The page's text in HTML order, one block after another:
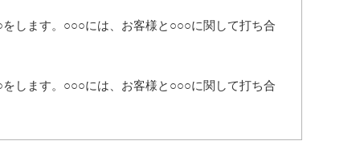
します。○○○には、お客様と○○○に関して打ち合
します。○○○には、お客様と○○○に関して打ち合